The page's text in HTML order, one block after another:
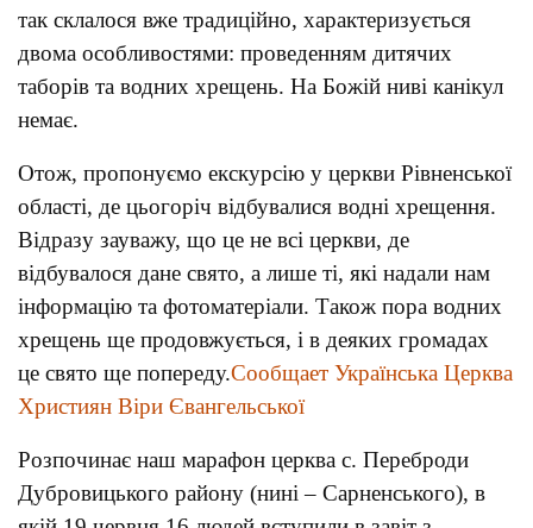
так склалося вже традиційно, характеризується
двома особливостями: проведенням дитячих
таборів та водних хрещень. На Божій ниві канікул
немає.
Отож, пропонуємо екскурсію у церкви Рівненської
області, де цьогоріч відбувалися водні хрещення.
Відразу зауважу, що це не всі церкви, де
відбувалося дане свято, а лише ті, які надали нам
інформацію та фотоматеріали. Також пора водних
хрещень ще продовжується, і в деяких громадах
це свято ще попереду.Сообщает Українська Церква
Християн Віри Євангельської
Розпочинає наш марафон церква с. Переброди
Дубровицького району (нині – Сарненського), в